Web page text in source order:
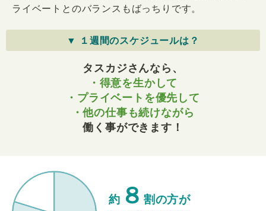
ライベートとのバランスもばっちりです。
▼ １週間のスケジュールは？
タスカジさんなら、
・得意を生かして
・プライベートを優先して
・他の仕事も続けながら
働く事ができます！
約 ８ 割の方が